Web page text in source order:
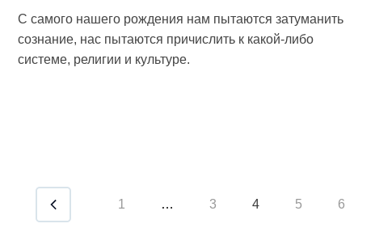
С самого нашего рождения нам пытаются затуманить
сознание, нас пытаются причислить к какой-либо
системе, религии и культуре.
1 … 3 4 5 6